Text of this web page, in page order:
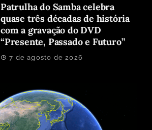
Patrulha do Samba celebra
quase três décadas de história
com a gravação do DVD
“Presente, Passado e Futuro”
7 de agosto de 2026